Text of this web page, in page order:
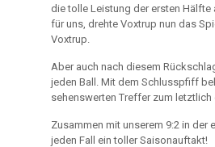
die tolle Leistung der ersten
für uns, drehte Voxtrup nun das
Voxtrup.
Aber auch nach diesem
jeden Ball. Mit dem Schlusspfiff
sehenswerten Treffer zum letztlich
Zusammen mit unserem 9:2 in der
jeden Fall ein toller Saisonauftakt!